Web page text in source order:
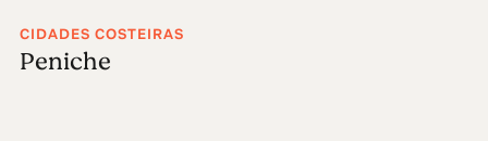
CIDADES COSTEIRAS
Peniche